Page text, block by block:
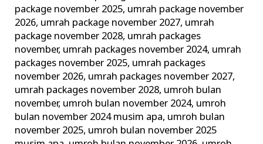
package november 2025, umrah package november
2026, umrah package november 2027, umrah
package november 2028, umrah packages
november, umrah packages november 2024, umrah
packages november 2025, umrah packages
november 2026, umrah packages november 2027,
umrah packages november 2028, umroh bulan
november, umroh bulan november 2024, umroh
bulan november 2024 musim apa, umroh bulan
november 2025, umroh bulan november 2025